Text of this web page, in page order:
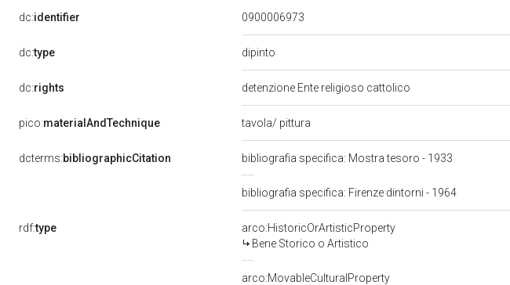
dc:identifier 0900006973
dc:type dipinto
dc:rights detenzione Ente religioso cattolico
pico:materialAndTechnique tavola/ pittura
dcterms:bibliographicCitation bibliografia specifica: Mostra tesoro - 1933
bibliografia specifica: Firenze dintorni - 1964
rdf:type
arco:HistoricOrArtisticProperty
Bene Storico o Artistico
arco:MovableCulturalProperty